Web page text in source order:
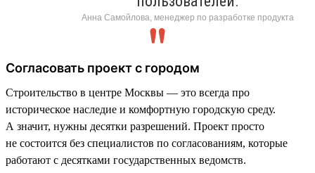
Анна Самойлова, менеджер по разработке продукта
Согласовать проект с городом
Строительство в центре Москвы — это всегда про
историческое наследие и комфортную городскую среду.
А значит, нужны десятки разрешений. Проект просто
не состоится без специалистов по согласованиям, которые
работают с десятками государственных ведомств.